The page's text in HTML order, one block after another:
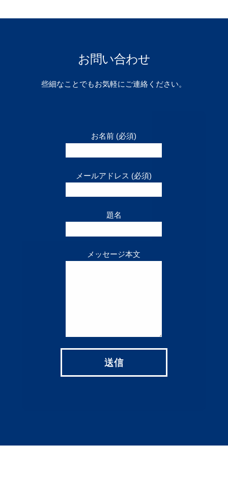
お問い合わせ
些細なことでもお気軽にご連絡ください。
お名前 (必須)
メールアドレス (必須)
題名
メッセージ本文